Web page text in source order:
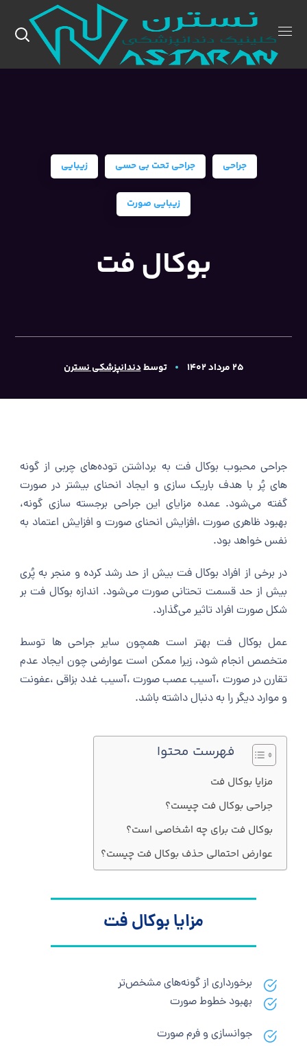
جراحی جراحی تحت بی حسی زیبایی
زیبایی صورت
بوکال فت
۲۵ مرداد ۱۴۰۲ توسطدندانپزشکی نسترن
جراحی محبوب بوکال فت به برداشتن توده‌های چربی از گونه‌
های پُر با هدف باریک سازی و ایجاد انحنای بیشتر در صورت
گفته می‌شود. عمده مزایای این جراحی برجسته سازی گونه،
بهبود ظاهری صورت ،افزایش انحنای صورت و افزایش اعتماد به
نفس خواهد بود.
در برخی از افراد بوکال فت بیش از حد رشد کرده و منجر به پُری
بیش از حد قسمت تحتانی صورت می‌شود. اندازه بوکال فت بر
شکل صورت افراد تاثیر می‌گذارد.
عمل بوکال فت بهتر است همچون سایر جراحی ها توسط
متخصص انجام شود، زیرا ممکن است عوارضی چون ایجاد عدم
تقارن در صورت ،آسیب عصب صورت ،آسیب غدد بزاقی ،عفونت
و موارد دیگر را به دنبال داشته باشد.
فهرست محتوا
مزایا بوکال فت
جراحی بوکال فت چیست؟
بوکال فت برای چه اشخاصی است؟
عوارض احتمالی حذف بوکال فت چیست؟
مزایا بوکال فت
برخورداری از گونه‌های مشخص‌تر
بهبود خطوط صورت
جوانسازی و فرم صورت